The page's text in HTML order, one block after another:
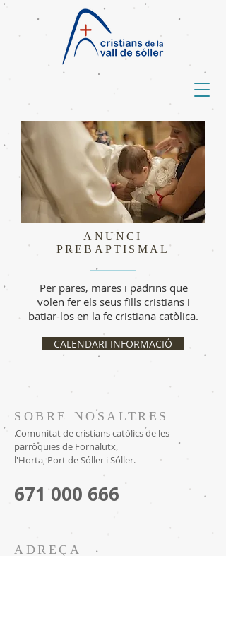
ANUNCI
PREBAPTISMAL
Per pares, mares i padrins que
volen fer els seus fills cristians i
batiar-los en la fe cristiana catòlica.
CALENDARI INFORMACIÓ
SOBRE NOSALTRES
.Comunitat de cristians catòlics de les
parròquies de Fornalutx,
l'Horta, Port de Sóller i Sóller.
671 000 666
ADREÇA